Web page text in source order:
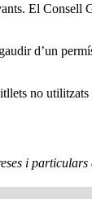
El Consell
d’un
no
i